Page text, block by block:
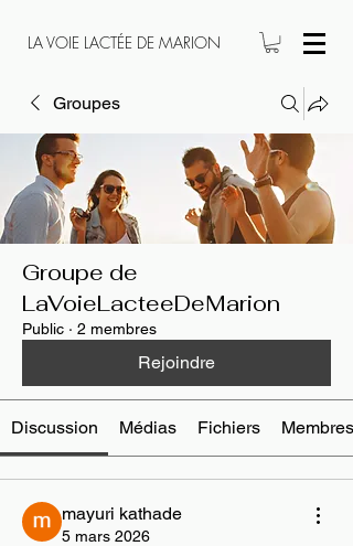
LA VOIE LACTÉE DE MARION
Groupes
Groupe de
LaVoieLacteeDeMarion
Public · 2 membres
Rejoindre
Discussion Médias Fichiers Membres
mayuri kathade
5 mars 2026